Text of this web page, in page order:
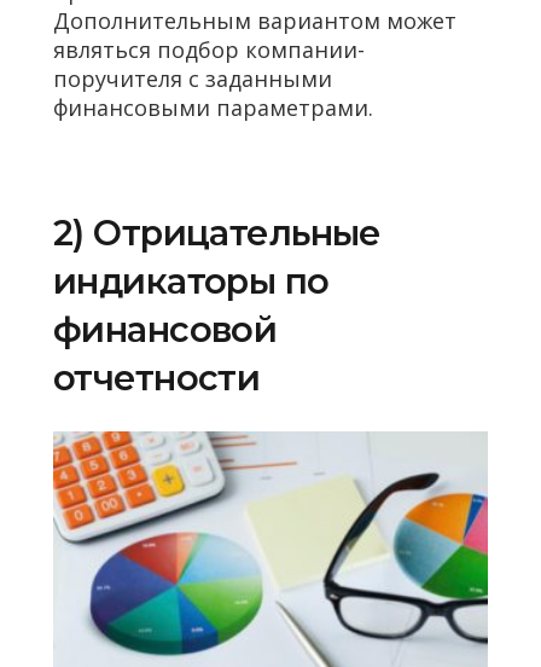
Дополнительным вариантом может
являться подбор компании-
поручителя с заданными
финансовыми параметрами.
2) Отрицательные
индикаторы по
финансовой
отчетности